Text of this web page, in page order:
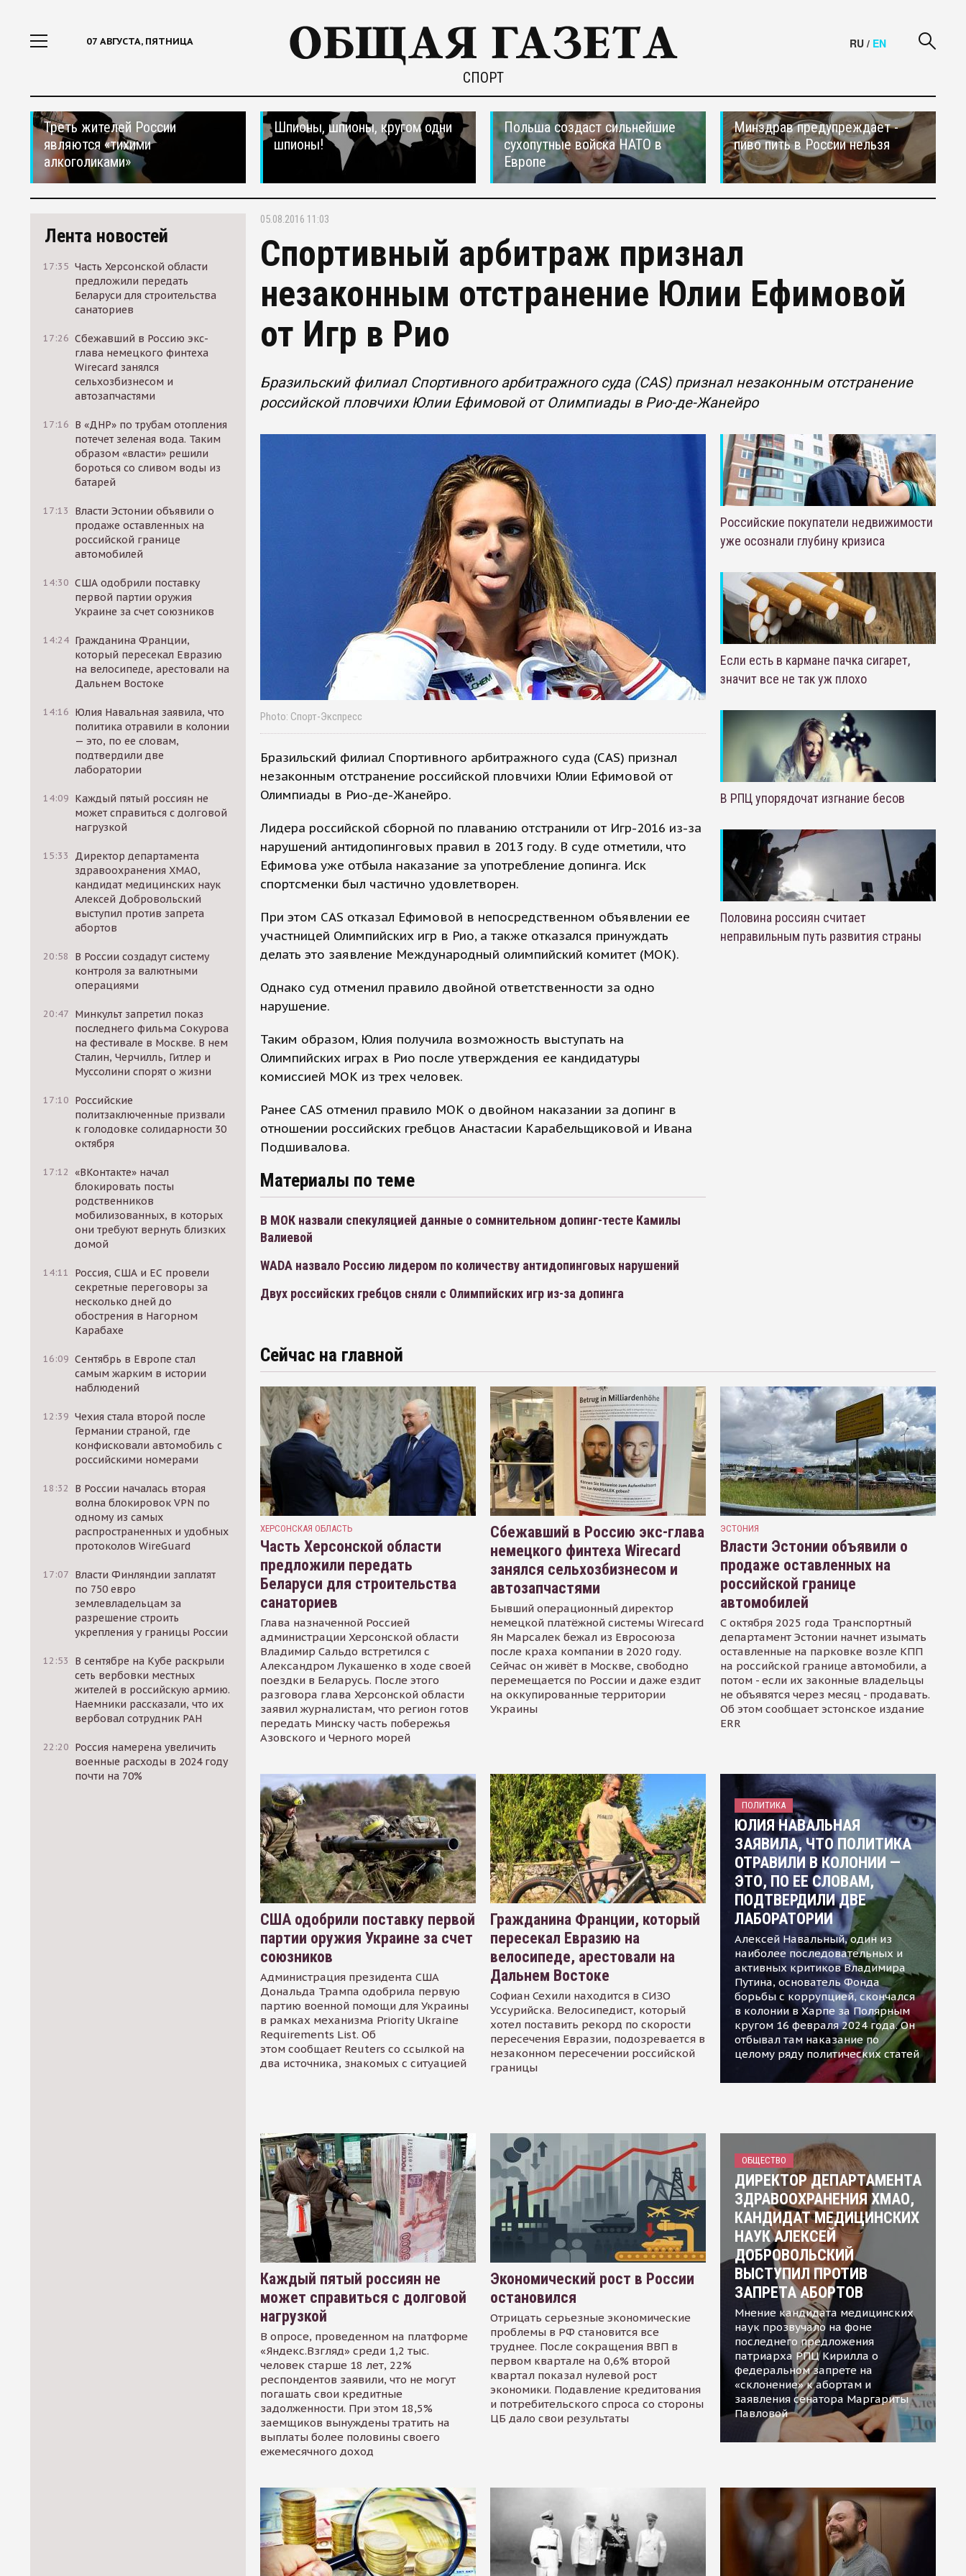
07 АВГУСТА, ПЯТНИЦА
СПОРТ
RU / EN
Треть жителей России
являются «тихими
алкоголиками»
Шпионы, шпионы, кругом одни
шпионы!
Польша создаст сильнейшие
сухопутные войска НАТО в
Европе
Минздрав предупреждает -
пиво пить в России нельзя
Лента новостей
17:35 Часть Херсонской области
предложили передать
Беларуси для строительства
санаториев
17:26 Сбежавший в Россию экс-
глава немецкого финтеха
Wirecard занялся
сельхозбизнесом и
автозапчастями
17:16 В «ДНР» по трубам отопления
потечет зеленая вода. Таким
образом «власти» решили
бороться со сливом воды из
батарей
17:13
Власти Эстонии объявили о
продаже оставленных на
российской границе
автомобилей
14:30 США одобрили поставку
первой партии оружия
Украине за счет союзников
14:24 Гражданина Франции,
который пересекал Евразию
на велосипеде, арестовали на
Дальнем Востоке
14:16 Юлия Навальная заявила, что
политика отравили в колонии
— это, по ее словам,
подтвердили две
лаборатории
14:09 Каждый пятый россиян не
может справиться с долговой
нагрузкой
15:33
Директор департамента
здравоохранения ХМАО,
кандидат медицинских наук
Алексей Добровольский
выступил против запрета
абортов
20:58
В России создадут систему
контроля за валютными
операциями
20:47 Минкульт запретил показ
последнего фильма Сокурова
на фестивале в Москве. В нем
Сталин, Черчилль, Гитлер и
Муссолини спорят о жизни
17:10 Российские
политзаключенные призвали
к голодовке солидарности 30
октября
17:12 «ВКонтакте» начал
блокировать посты
родственников
мобилизованных, в которых
они требуют вернуть близких
домой
14:11
Россия, США и ЕС провели
секретные переговоры за
несколько дней до
обострения в Нагорном
Карабахе
16:09 Сентябрь в Европе стал
самым жарким в истории
наблюдений
12:39 Чехия стала второй после
Германии страной, где
конфисковали автомобиль с
российскими номерами
18:32
В России началась вторая
волна блокировок VPN по
одному из самых
распространенных и удобных
протоколов WireGuard
17:07 Власти Финляндии заплатят
по 750 евро
землевладельцам за
разрешение строить
укрепления у границы России
12:53
В сентябре на Кубе раскрыли
сеть вербовки местных
жителей в российскую армию.
Наемники рассказали, что их
вербовал сотрудник РАН
22:20 Россия намерена увеличить
военные расходы в 2024 году
почти на 70%
05.08.2016 11:03
Спортивный арбитраж признал
незаконным отстранение Юлии Ефимовой
от Игр в Рио
Бразильский филиал Спортивного арбитражного суда (CAS) признал незаконным отстранение
российской пловчихи Юлии Ефимовой от Олимпиады в Рио-де-Жанейро
Photo: Спорт-Экспресс
Бразильский филиал Спортивного арбитражного суда (CAS) признал
незаконным отстранение российской пловчихи Юлии Ефимовой от
Олимпиады в Рио-де-Жанейро.
Лидера российской сборной по плаванию отстранили от Игр-2016 из-за
нарушений антидопинговых правил в 2013 году. В суде отметили, что
Ефимова уже отбыла наказание за употребление допинга. Иск
спортсменки был частично удовлетворен.
При этом CAS отказал Ефимовой в непосредственном объявлении ее
участницей Олимпийских игр в Рио, а также отказался принуждать
делать это заявление Международный олимпийский комитет (МОК).
Однако суд отменил правило двойной ответственности за одно
нарушение.
Таким образом, Юлия получила возможность выступать на
Олимпийских играх в Рио после утверждения ее кандидатуры
комиссией МОК из трех человек.
Ранее CAS отменил правило МОК о двойном наказании за допинг в
отношении российских гребцов Анастасии Карабельщиковой и Ивана
Подшивалова.
Материалы по теме
В МОК назвали спекуляцией данные о сомнительном допинг-тесте Камилы
Валиевой
WADA назвало Россию лидером по количеству антидопинговых нарушений
Двух российских гребцов сняли с Олимпийских игр из-за допинга
Российские покупатели недвижимости
уже осознали глубину кризиса
Если есть в кармане пачка сигарет,
значит все не так уж плохо
В РПЦ упорядочат изгнание бесов
Половина россиян считает
неправильным путь развития страны
Сейчас на главной
ХЕРСОНСКАЯ ОБЛАСТЬ
Часть Херсонской области
предложили передать
Беларуси для строительства
санаториев
Глава назначенной Россией
администрации Херсонской области
Владимир Сальдо встретился с
Александром Лукашенко в ходе своей
поездки в Беларусь. После этого
разговора глава Херсонской области
заявил журналистам, что регион готов
передать Минску часть побережья
Азовского и Черного морей
Сбежавший в Россию экс-глава
немецкого финтеха Wirecard
занялся сельхозбизнесом и
автозапчастями
Бывший операционный директор
немецкой платёжной системы Wirecard
Ян Марсалек бежал из Евросоюза
после краха компании в 2020 году.
Сейчас он живёт в Москве, свободно
перемещается по России и даже ездит
на оккупированные территории
Украины
ЭСТОНИЯ
Власти Эстонии объявили о
продаже оставленных на
российской границе
автомобилей
С октября 2025 года Транспортный
департамент Эстонии начнет изымать
оставленные на парковке возле КПП
на российской границе автомобили, а
потом - если их законные владельцы
не объявятся через месяц - продавать.
Об этом сообщает эстонское издание
ERR
США одобрили поставку первой
партии оружия Украине за счет
союзников
Администрация президента США
Дональда Трампа одобрила первую
партию военной помощи для Украины
в рамках механизма Priority Ukraine
Requirements List. Об
этом сообщает Reuters со ссылкой на
два источника, знакомых с ситуацией
Гражданина Франции, который
пересекал Евразию на
велосипеде, арестовали на
Дальнем Востоке
Софиан Сехили находится в СИЗО
Уссурийска. Велосипедист, который
хотел поставить рекорд по скорости
пересечения Евразии, подозревается в
незаконном пересечении российской
границы
ПОЛИТИКА
ЮЛИЯ НАВАЛЬНАЯ
ЗАЯВИЛА, ЧТО ПОЛИТИКА
ОТРАВИЛИ В КОЛОНИИ —
ЭТО, ПО ЕЕ СЛОВАМ,
ПОДТВЕРДИЛИ ДВЕ
ЛАБОРАТОРИИ
Алексей Навальный, один из
наиболее последовательных и
активных критиков Владимира
Путина, основатель Фонда
борьбы с коррупцией, скончался
в колонии в Харпе за Полярным
кругом 16 февраля 2024 года. Он
отбывал там наказание по
целому ряду политических статей
Каждый пятый россиян не
может справиться с долговой
нагрузкой
В опросе, проведенном на платформе
«Яндекс.Взгляд» среди 1,2 тыс.
человек старше 18 лет, 22%
респондентов заявили, что не могут
погашать свои кредитные
задолженности. При этом 18,5%
заемщиков вынуждены тратить на
выплаты более половины своего
ежемесячного доход
Экономический рост в России
остановился
Отрицать серьезные экономические
проблемы в РФ становится все
труднее. После сокращения ВВП в
первом квартале на 0,6% второй
квартал показал нулевой рост
экономики. Подавление кредитования
и потребительского спроса со стороны
ЦБ дало свои результаты
ОБЩЕСТВО
ДИРЕКТОР ДЕПАРТАМЕНТА
ЗДРАВООХРАНЕНИЯ ХМАО,
КАНДИДАТ МЕДИЦИНСКИХ
НАУК АЛЕКСЕЙ
ДОБРОВОЛЬСКИЙ
ВЫСТУПИЛ ПРОТИВ
ЗАПРЕТА АБОРТОВ
Мнение кандидата медицинских
наук прозвучало на фоне
последнего предложения
патриарха РПЦ Кирилла о
федеральном запрете на
«склонение» к абортам и
заявления сенатора Маргариты
Павловой